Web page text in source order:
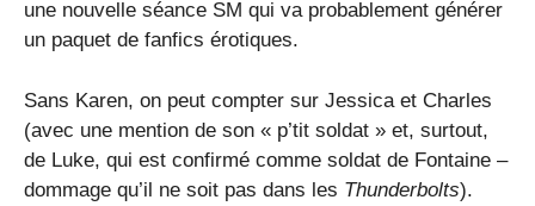
une nouvelle séance SM qui va probablement générer
un paquet de fanfics érotiques.
Sans Karen, on peut compter sur Jessica et Charles
(avec une mention de son « p’tit soldat » et, surtout,
de Luke, qui est confirmé comme soldat de Fontaine –
dommage qu’il ne soit pas dans les Thunderbolts).